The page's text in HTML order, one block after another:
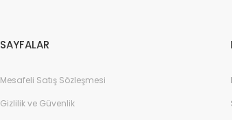
SAYFALAR
Mesafeli Satış Sözleşmesi
Gizlilik ve Güvenlik